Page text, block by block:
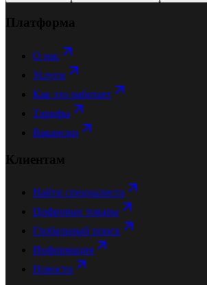
Платформа
О нас
Услуги
Как это работает
Тарифы
Вакансии
Клиентам
Найти специалиста
Цифровые товары
Глобальный поиск
Информация
Новости